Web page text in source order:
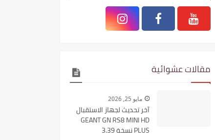
مقالات عشوائية
مايو 25, 2026
آخر تحديث لجهاز الاستقبال
GEANT GN RS8 MINI HD
PLUS نسخة 3.39